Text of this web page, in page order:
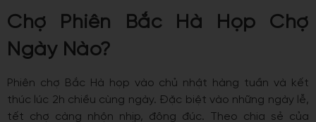
Chợ Phiên Bắc Hà Họp Chợ
Ngày Nào?
Phiên chợ Bắc Hà họp vào chủ nhật hàng tuần và kết
thúc lúc 2h chiều cùng ngày. Đặc biệt vào những ngày lễ,
tết ​​chợ càng nhộn nhịp, đông đúc. Theo chia sẻ của